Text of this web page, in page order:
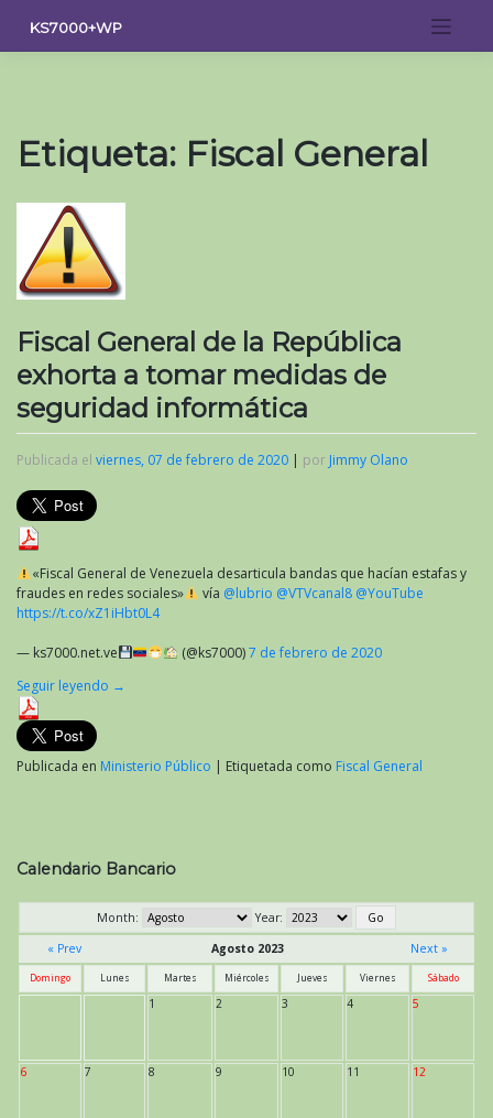
contenido
KS7000+WP
Etiqueta: Fiscal General
Fiscal General de la República
exhorta a tomar medidas de
seguridad informática
Publicada el viernes, 07 de febrero de 2020 | por Jimmy Olano
«Fiscal General de Venezuela desarticula bandas que hacían estafas y
fraudes en redes sociales»
vía @lubrio @VTVcanal8 @YouTube
https://t.co/xZ1iHbt0L4
— ks7000.net.ve (@ks7000)7 de febrero de 2020
Seguir leyendo →
Publicada en Ministerio Público | Etiquetada como Fiscal General
Calendario Bancario
Month:
Year:
« Prev
Agosto 2023 Next »
Domingo Lunes Martes Miércoles Jueves Viernes Sábado
1 2 3 4 5
6 7 8 9 10 11 12